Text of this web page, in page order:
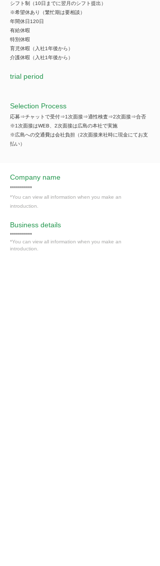
シフト制（10日までに翌月のシフト提出）
※希望休あり（繁忙期は要相談）
年間休日120日
有給休暇
特別休暇
育児休暇（入社1年後から）
介護休暇（入社1年後から）
trial period
Selection Process
応募⇒チャットで受付⇒1次面接⇒適性検査⇒2次面接⇒合否
※1次面接はWEB、2次面接は広島の本社で実施
※広島への交通費は会社負担（2次面接来社時に現金にてお支
払い）
Company name
***********
*You can view all information when you make an
introduction.
​Business details
***********
*You can view all information when you make an
introduction.